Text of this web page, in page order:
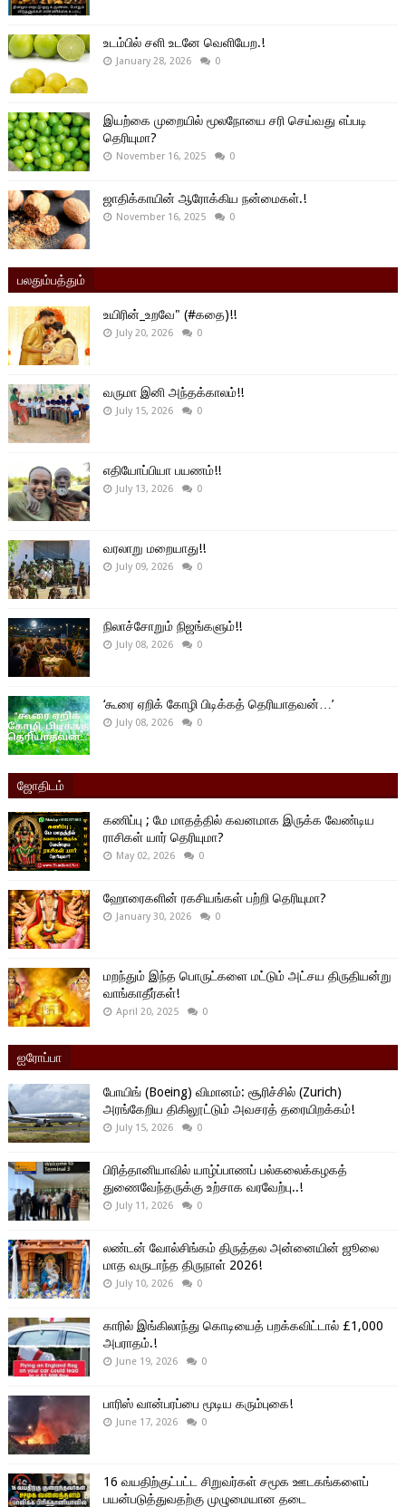
உடம்பில் சளி உடனே வெளியேற.!
January 28, 2026 0
இயற்கை முறையில் மூலநோயை சரி செய்வது எப்படி
தெரியுமா?
November 16, 2025 0
ஜாதிக்காயின் ஆரோக்கிய நன்மைகள்.!
November 16, 2025 0
பலதும்பத்தும்
உயிரின்_உறவே" (#கதை)!!
July 20, 2026 0
வருமா இனி அந்தக்காலம்!!
July 15, 2026 0
எதியோப்பியா பயணம்!!
July 13, 2026 0
வரலாறு மறையாது!!
July 09, 2026 0
நிலாச்சோறும் நிஜங்களும்!!
July 08, 2026 0
‘கூரை ஏறிக் கோழி பிடிக்கத் தெரியாதவன்…’
July 08, 2026 0
ஜோதிடம்
கணிப்பு ; மே மாதத்தில் கவனமாக இருக்க வேண்டிய
ராசிகள் யார் தெரியுமா?
May 02, 2026 0
ஹோரைகளின் ரகசியங்கள் பற்றி தெரியுமா?
January 30, 2026 0
மறந்தும் இந்த பொருட்களை மட்டும் அட்சய திருதியன்று
வாங்காதீர்கள்!
April 20, 2025 0
ஐரோப்பா
போயிங் (Boeing) விமானம்: சூரிச்சில் (Zurich)
அரங்கேறிய திகிலூட்டும் அவசரத் தரையிறக்கம்!
July 15, 2026 0
பிரித்தானியாவில் யாழ்ப்பாணப் பல்கலைக்கழகத்
துணைவேந்தருக்கு உற்சாக வரவேற்பு..!
July 11, 2026 0
லண்டன் வோல்சிங்கம் திருத்தல அன்னையின் ஜூலை
மாத வருடாந்த திருநாள் 2026!
July 10, 2026 0
காரில் இங்கிலாந்து கொடியைத் பறக்கவிட்டால் £1,000
அபராதம்.!
June 19, 2026 0
பாரிஸ் வான்பரப்பை மூடிய கரும்புகை!
June 17, 2026 0
16 வயதிற்குட்பட்ட சிறுவர்கள் சமூக ஊடகங்களைப்
பயன்படுத்துவதற்கு முழுமையான தடை